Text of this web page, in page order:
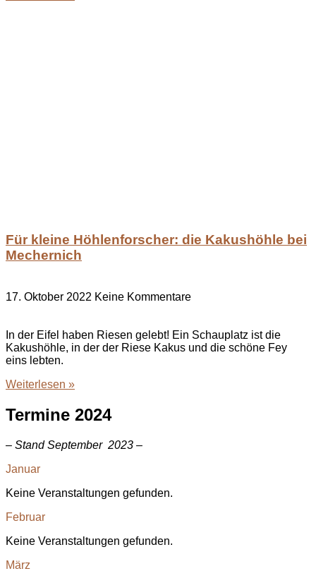
Für kleine Höhlenforscher: die Kakushöhle bei
Mechernich
17. Oktober 2022 Keine Kommentare
In der Eifel haben Riesen gelebt! Ein Schauplatz ist die
Kakushöhle, in der der Riese Kakus und die schöne Fey
eins lebten.
Weiterlesen »
Termine 2024
– Stand September 2023 –
Januar
Keine Veranstaltungen gefunden.
Februar
Keine Veranstaltungen gefunden.
März